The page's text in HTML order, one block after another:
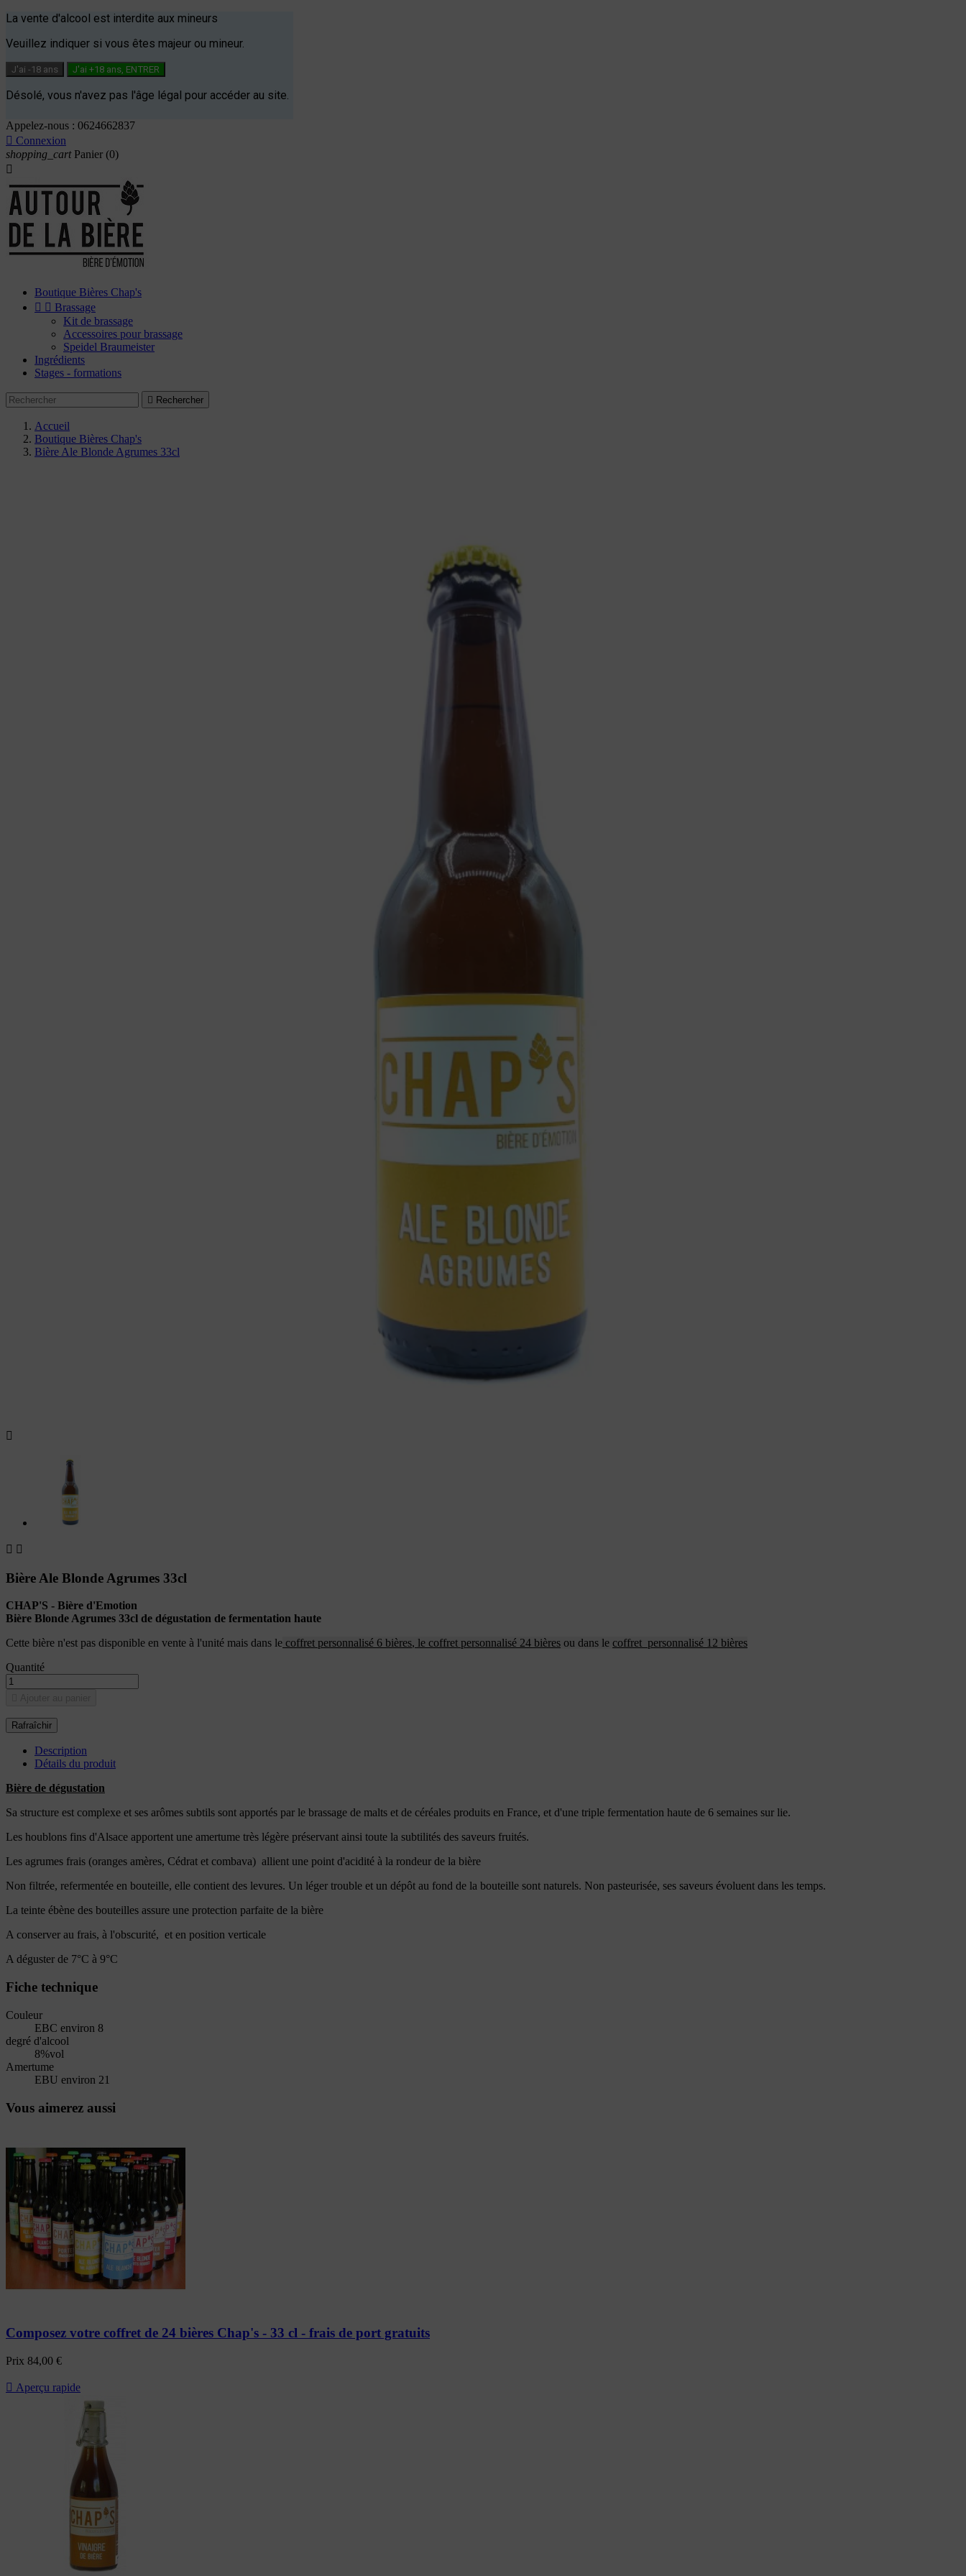
La vente d'alcool est interdite aux mineurs
Veuillez indiquer si vous êtes majeur ou mineur.
J'ai -18 ans J'ai +18 ans, ENTRER
Désolé, vous n'avez pas l'âge légal pour accéder au site.
Appelez-nous : 0624662837
 Connexion
shopping_cart Panier (0)

Boutique Bières Chap's
  Brassage
Kit de brassage
Accessoires pour brassage
Speidel Braumeister
Ingrédients
Stages - formations
 Rechercher
Accueil
Boutique Bières Chap's
Bière Ale Blonde Agrumes 33cl

 
Bière Ale Blonde Agrumes 33cl
CHAP'S - Bière d'Emotion
Bière Blonde Agrumes 33cl de dégustation de fermentation haute
Cette bière n'est pas disponible en vente à l'unité mais dans le coffret personnalisé 6 bières, le coffret personnalisé 24 bières ou dans le coffret personnalisé 12 bières
Quantité
Description
Détails du produit
Bière de dégustation
Sa structure est complexe et ses arômes subtils sont apportés par le brassage de malts et de céréales produits en France, et d'une triple fermentation haute de 6 semaines sur lie.
Les houblons fins d'Alsace apportent une amertume très légère préservant ainsi toute la subtilités des saveurs fruités.
Les agrumes frais (oranges amères, Cédrat et combava) allient une point d'acidité à la rondeur de la bière
Non filtrée, refermentée en bouteille, elle contient des levures. Un léger trouble et un dépôt au fond de la bouteille sont naturels. Non pasteurisée, ses saveurs évoluent dans les temps.
La teinte ébène des bouteilles assure une protection parfaite de la bière
A conserver au frais, à l'obscurité, et en position verticale
A déguster de 7°C à 9°C
Fiche technique
Couleur
EBC environ 8
degré d'alcool
8%vol
Amertume
EBU environ 21
Vous aimerez aussi
Composez votre coffret de 24 bières Chap's - 33 cl - frais de port gratuits
Prix 84,00 €
 Aperçu rapide